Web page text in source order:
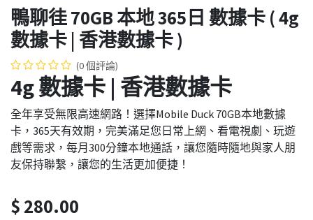
鴨聊徍 70GB 本地 365日 數據卡 ( 4g
數據卡 | 香港數據卡 )
(0 個評論)
4g 數據卡 | 香港數據卡
全年享受無限高速網路！選擇Mobile Duck 70GB本地數據
卡，365天有效期，完美滿足您日常上網、看電視劇、玩遊
戲等需求，每月300分鐘本地通話，讓您隨時隨地與家人朋
友保持聯繫，讓您的生活更加便捷！
$280.00